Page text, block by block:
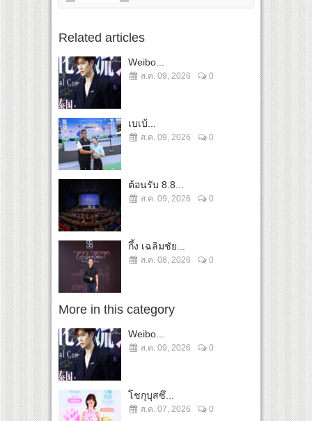
Related articles
Weibo...
ส.ค. 09, 2026 0
เบเบ้...
ส.ค. 09, 2026 0
ต้อนรับ 8.8...
ส.ค. 09, 2026 0
กึ้ง เฉลิมชัย...
ส.ค. 08, 2026 0
More in this category
Weibo...
ส.ค. 09, 2026 0
โชกุบุสซึ...
ส.ค. 07, 2026 0